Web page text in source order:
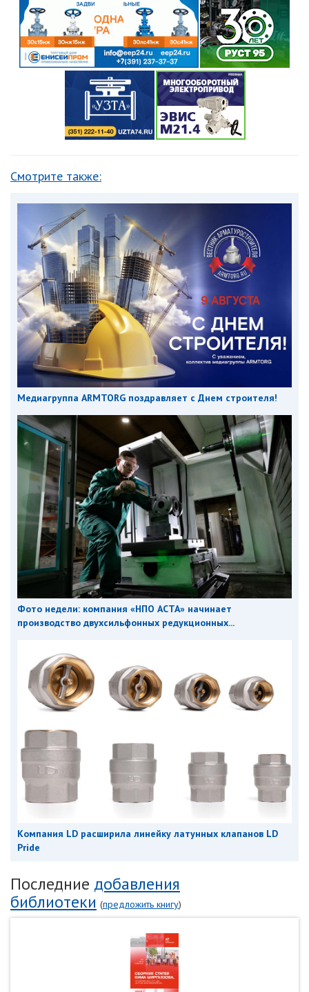
Смотрите также:
Медиагруппа ARMTORG поздравляет с Днем строителя!
Фото недели: компания «НПО АСТА» начинает
производство двухсильфонных редукционных...
Компания LD расширила линейку латунных клапанов LD
Pride
Последние добавления
библиотеки (предложить книгу)